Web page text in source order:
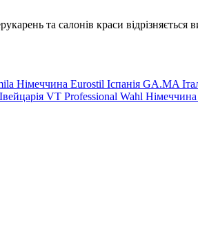
та салонів краси відрізняється
Німеччина Eurostil Іспанія GA.MA
VT Professional Wahl Німеччина